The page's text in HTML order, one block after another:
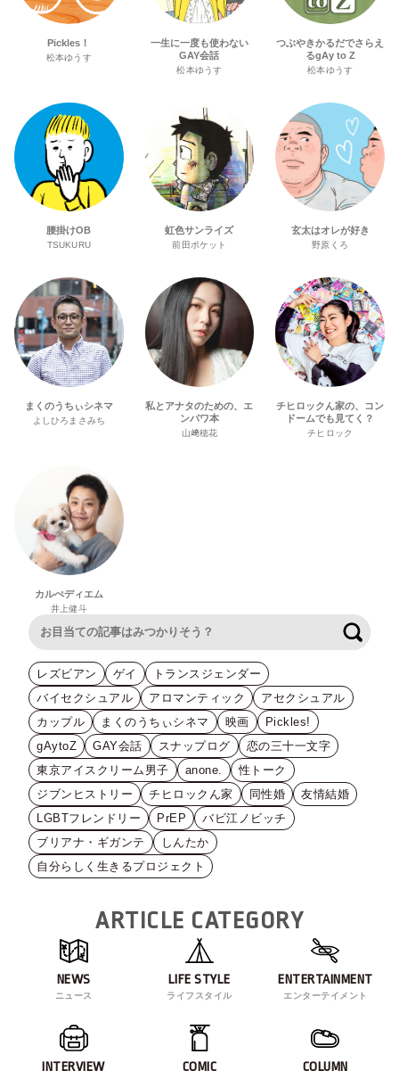
Pickles！
松本ゆうす
一生に一度も使わない
GAY会話
松本ゆうす
つぶやきかるだでさらえ
るgAy to Z
松本ゆうす
腰掛けOB
TSUKURU
虹色サンライズ
前田ポケット
玄太はオレが好き
野原くろ
まくのうちぃシネマ
よしひろまさみち
私とアナタのための、エ
ンパワ本
山﨑穂花
チヒロックん家の、コン
ドームでも見てく？
チヒロック
カルぺディエム
井上健斗
レズビアン ゲイ
トランスジェンダー
バイセクシュアル
アロマンティック
アセクシュアル
カップル
まくのうちぃシネマ 映画
Pickles!
gAytoZ
GAY会話 スナップログ
恋の三十一文字
東京アイスクリーム男子
anone.
性トーク
ジブンヒストリー
チヒロックん家 同性婚
友情結婚
LGBTフレンドリー
PrEP
バビ江ノビッチ
ブリアナ・ギガンテ
しんたか
自分らしく生きるプロジェクト
ARTICLE CATEGORY
NEWS
ニュース
LIFE STYLE
ライフスタイル
ENTERTAINMENT
エンターテイメント
INTERVIEW COMIC COLUMN